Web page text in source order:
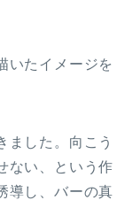
いたイメージを
ました。向こう
ない、という作
導し、バーの真